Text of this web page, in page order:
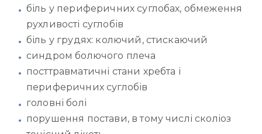
біль у периферичних суглобах, обмеження
рухливості суглобів
біль у грудях: колючий, стискаючий
синдром болючого плеча
посттравматичні стани хребта і
периферичних суглобів
головні болі
порушення постави, в тому числі сколіоз